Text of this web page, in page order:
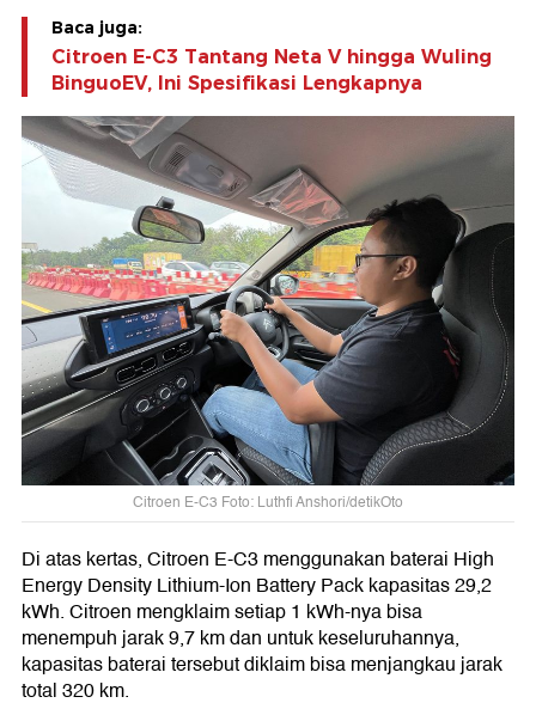
Baca juga:
Citroen E-C3 Tantang Neta V hingga Wuling
BinguoEV, Ini Spesifikasi Lengkapnya
Citroen E-C3 Foto: Luthfi Anshori/detikOto
Di atas kertas, Citroen E-C3 menggunakan baterai High
Energy Density Lithium-Ion Battery Pack kapasitas 29,2
kWh. Citroen mengklaim setiap 1 kWh-nya bisa
menempuh jarak 9,7 km dan untuk keseluruhannya,
kapasitas baterai tersebut diklaim bisa menjangkau jarak
total 320 km.